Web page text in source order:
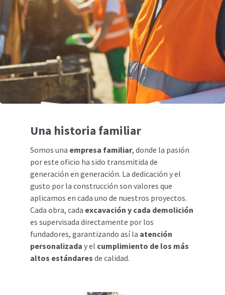
Una historia familiar
Somos una empresa familiar, donde la pasión
por este oficio ha sido transmitida de
generación en generación. La dedicación y el
gusto por la construcción son valores que
aplicamos en cada uno de nuestros proyectos.
Cada obra, cada excavación y cada demolición
es supervisada directamente por los
fundadores, garantizando así la atención
personalizada y el cumplimiento de los más
altos estándares de calidad.